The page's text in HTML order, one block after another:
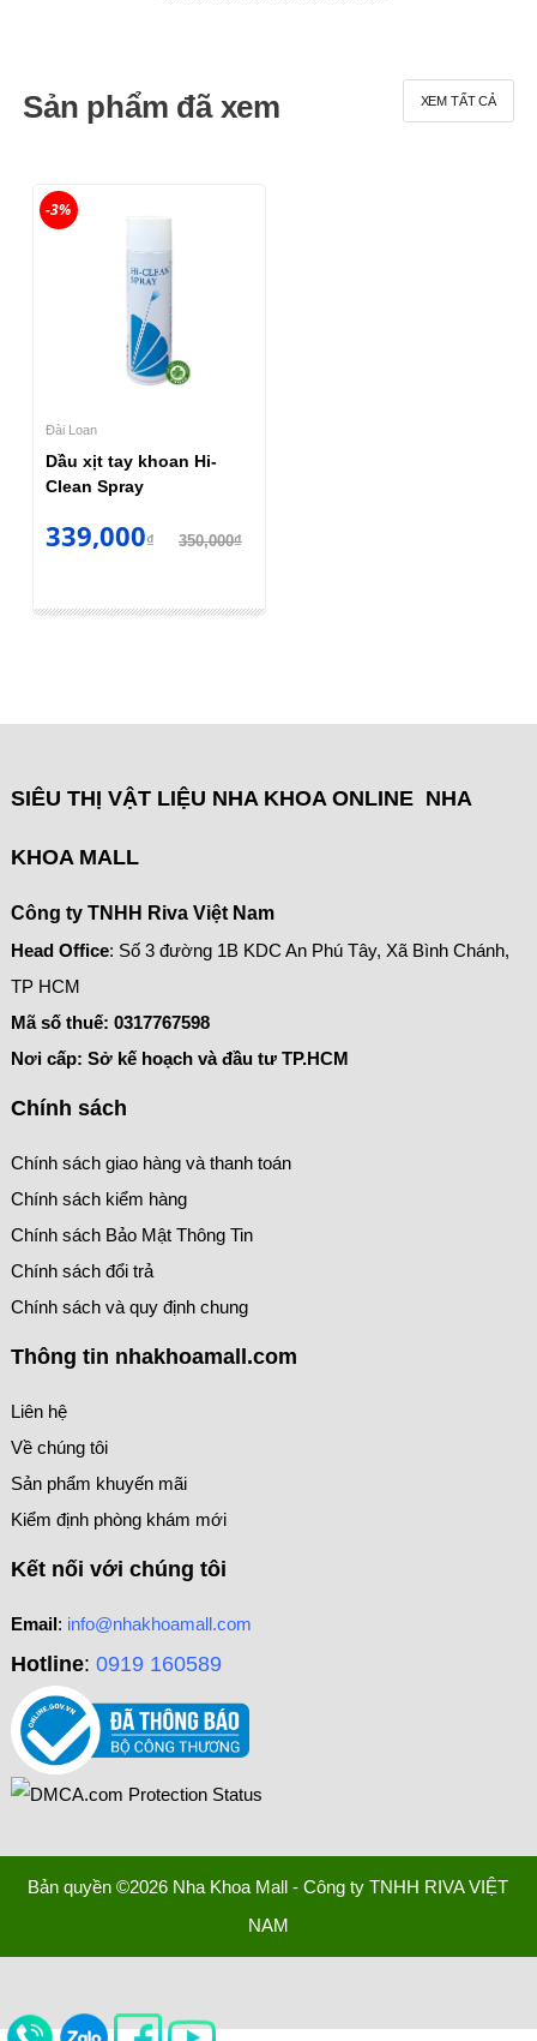
Sản phẩm đã xem XEM TẤT CẢ
Đài Loan
Dầu xịt tay khoan Hi-
Clean Spray
339,000₫ 350,000₫
-3%
SIÊU THỊ VẬT LIỆU NHA KHOA ONLINE NHA
KHOA MALL
Công ty TNHH Riva Việt Nam
Head Office: Số 3 đường 1B KDC An Phú Tây, Xã Bình Chánh,
TP HCM
Mã số thuế: 0317767598
Nơi cấp: Sở kế hoạch và đầu tư TP.HCM
Chính sách
Chính sách giao hàng và thanh toán
Chính sách kiểm hàng
Chính sách Bảo Mật Thông Tin
Chính sách đổi trả
Chính sách và quy định chung
Thông tin nhakhoamall.com
Liên hệ
Về chúng tôi
Sản phẩm khuyến mãi
Kiểm định phòng khám mới
Kết nối với chúng tôi
Email: info@nhakhoamall.com
Hotline: 0919 160589
Bản quyền ©2026 Nha Khoa Mall - Công ty TNHH RIVA VIỆT
NAM